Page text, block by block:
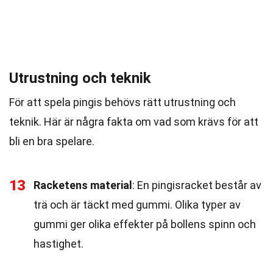
Utrustning och teknik
För att spela pingis behövs rätt utrustning och
teknik. Här är några fakta om vad som krävs för att
bli en bra spelare.
13 Racketens material : En pingisracket består av
trä och är täckt med gummi. Olika typer av
gummi ger olika effekter på bollens spinn och
hastighet.